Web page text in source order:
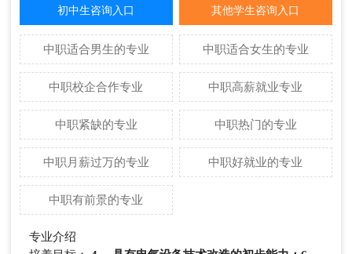
初中生咨询入口 其他学生咨询入口
中职适合男生的专业 中职适合女生的专业
中职校企合作专业 中职高薪就业专业
中职紧缺的专业 中职热门的专业
中职月薪过万的专业 中职好就业的专业
中职有前景的专业
专业介绍